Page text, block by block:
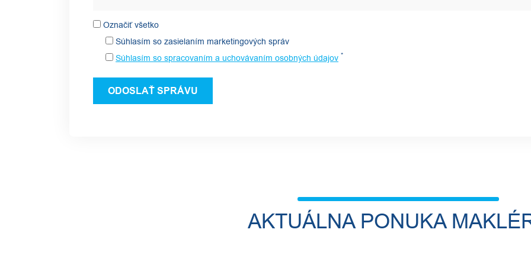
Označiť všetko
Súhlasím so zasielaním marketingových správ
Súhlasím so spracovaním a uchovávaním osobných údajov *
AKTUÁLNA PONUKA